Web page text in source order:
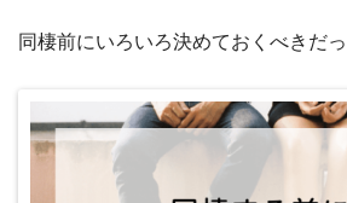
同棲前にいろいろ決めておくべきだ